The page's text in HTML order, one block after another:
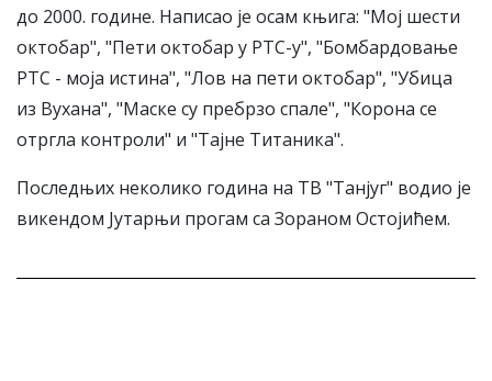
до 2000. године. Написао је осам књига: "Мој шести
октобар", "Пети октобар у РТС-у", "Бомбардовање
РТС - моја истина", "Лов на пети октобар", "Убица
из Вухана", "Маске су пребрзо спале", "Корона се
отргла контроли" и "Тајне Титаника".
Последњих неколико година на ТВ "Танјуг" водио је
викендом Јутарњи прогам са Зораном Остојићем.